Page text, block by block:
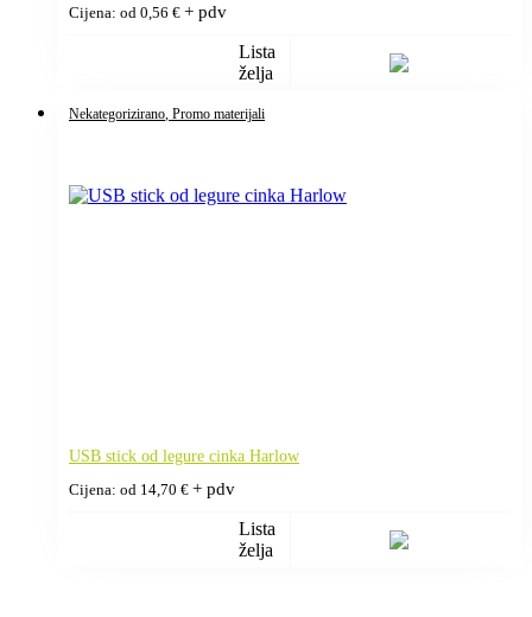
Cijena: od 0,56 € + pdv
Lista
želja
Nekategorizirano , Promo materijali
USB stick od legure cinka Harlow
Cijena: od 14,70 € + pdv
Lista
želja